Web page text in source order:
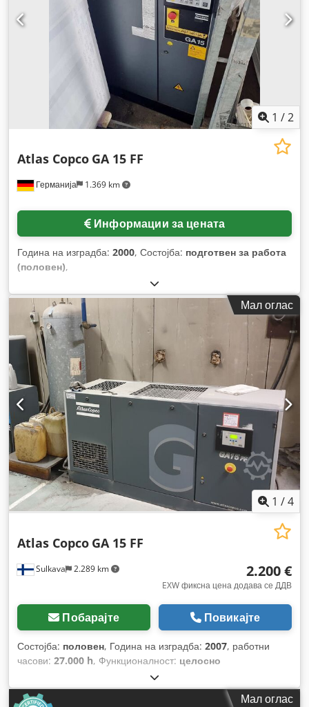
1 /2
Германија 1.369 km
Atlas Copco GA 15 FF
Информации за цената
Година на изградба: 2000, Состојба: подготвен за работа
(половен),
Мал оглас
1 /4
Sulkava 2.289 km
Atlas Copco GA 15 FF
2.200 €
EXW фиксна цена додава се ДДВ
Побарајте Повикајте
Состојба: половен, Година на изградба: 2007, работни
часови: 27.000 h, Функционалност: целосно
, број на машина/возило:
Мал оглас